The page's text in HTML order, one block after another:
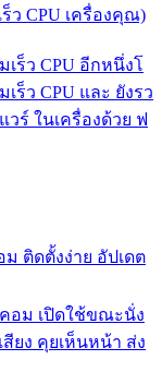
ว CPU เครื่องคุณ)
ร็ว CPU อีกหนึ่งโ
ร็ว CPU และ ยังรว
ร์ ในเครื่องด้วย ฟ
ติดตั้งง่าย อัปเดต
อม เปิดใช้ขณะนั่ง
ยง คุยเห็นหน้า ส่ง